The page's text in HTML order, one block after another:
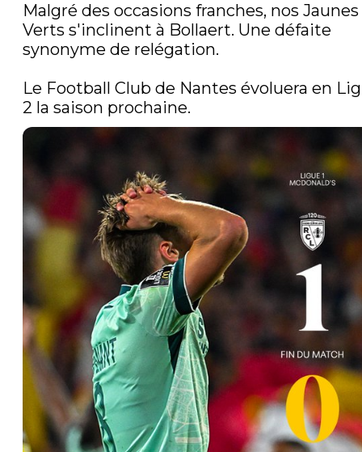
Malgré des occasions franches, nos
Verts s'inclinent à Bollaert. Une défaite
synonyme de relégation.
Le Football Club de Nantes évoluera en
2 la saison prochaine.